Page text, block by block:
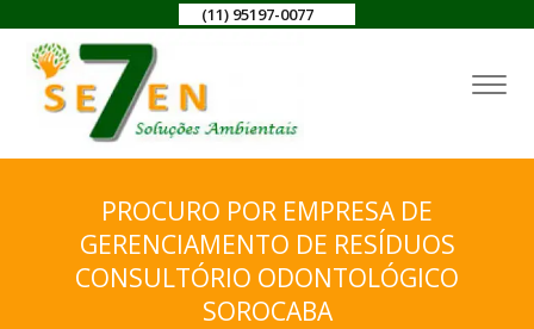
(11) 95197-0077
PROCURO POR EMPRESA DE
GERENCIAMENTO DE RESÍDUOS
CONSULTÓRIO ODONTOLÓGICO
SOROCABA